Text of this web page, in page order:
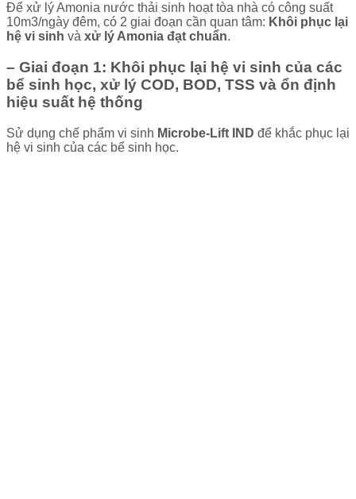
Để xử lý Amonia nước thải sinh hoạt tòa nhà có công suất
10m3/ngày đêm, có 2 giai đoạn cần quan tâm: Khôi phục lại
hệ vi sinh và xử lý Amonia đạt chuẩn.
– Giai đoạn 1: Khôi phục lại hệ vi sinh của các
bể sinh học, xử lý COD, BOD, TSS và ổn định
hiệu suất hệ thống
Sử dụng chế phẩm vi sinh Microbe-Lift IND để khắc phục lại
hệ vi sinh của các bể sinh học.